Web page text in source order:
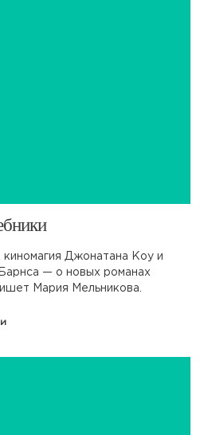
Джонатана Коу и
— о новых романах
Мария Мельникова.